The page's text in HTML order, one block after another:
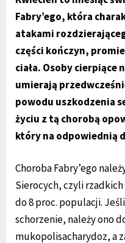
Fabry’ego, która
atakami
części kończyn,
ciała. Osoby cierpiące
umierają
powodu uszkodzenia
życiu z tą chorobą
który na odpowiednią
Choroba Fabry’ego
Sierocych, czyli
do 8 proc. populacji.
schorzenie, należy ono
mukopolisacharydoz, a